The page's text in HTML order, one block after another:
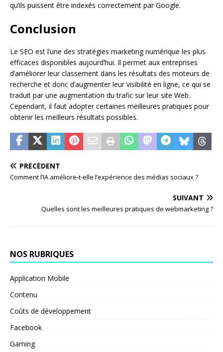
qu’ils puissent être indexés correctement par Google.
Conclusion
Le SEO est l’une des stratégies marketing numérique les plus
efficaces disponibles aujourd’hui. Il permet aux entreprises
d’améliorer leur classement dans les résultats des moteurs de
recherche et donc d’augmenter leur visibilité en ligne, ce qui se
traduit par une augmentation du trafic sur leur site Web.
Cependant, il faut adopter certaines meilleures pratiques pour
obtenir les meilleurs résultats possibles.
PRÉCÉDENT
Comment l’IA améliore-t-elle l’expérience des médias sociaux ?
SUIVANT
Quelles sont les meilleures pratiques de webmarketing ?
NOS RUBRIQUES
Application Mobile
Contenu
Coûts de développement
Facebook
Gaming